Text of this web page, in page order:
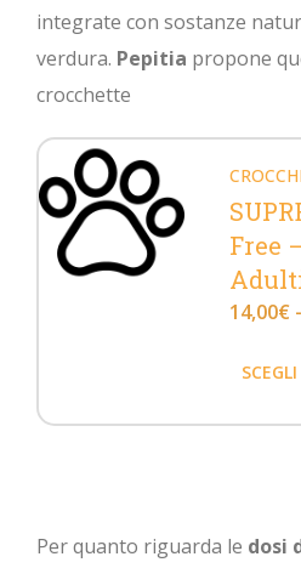
integrate con sostanze
verdura. Pepitia propone
crocchette
Free
14,00€ -
SCEGLI
Per quanto riguarda le dosi